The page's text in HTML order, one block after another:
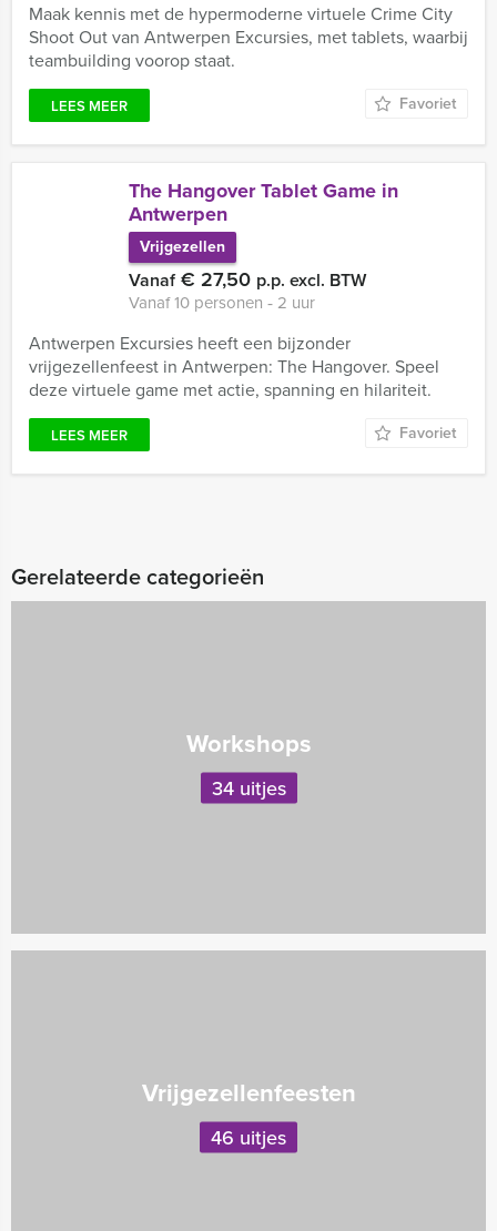
Maak kennis met de hypermoderne virtuele Crime City
Shoot Out van Antwerpen Excursies, met tablets, waarbij
teambuilding voorop staat.
LEES MEER Favoriet
The Hangover Tablet Game in
Antwerpen
Vrijgezellen
Vanaf€ 27,50 p.p. excl. BTW
Vanaf 10 personen ‐ 2 uur
Antwerpen Excursies heeft een bijzonder
vrijgezellenfeest in Antwerpen: The Hangover. Speel
deze virtuele game met actie, spanning en hilariteit.
LEES MEER Favoriet
Gerelateerde categorieën
Workshops
34 uitjes
Vrijgezellenfeesten
46 uitjes